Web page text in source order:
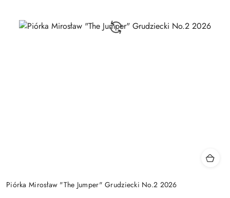
Piórka Mirosław "The Jumper" Grudziecki No.2 2026